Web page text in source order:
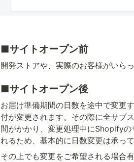
■サイトオープン前
開発ストアや、実際のお客様がいら
■サイトオープン後
お届け準備期間の日数を途中で変更
付が変更されます。その際に全サブ
間がかかり、変更処理中にShopify
れるため、基本的に日数変更は承っ
その上でも変更をご希望される場合